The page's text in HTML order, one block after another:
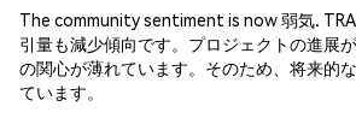
The community sentiment is now 弱気.
引量も減少傾向です。プロジェクトの進展
の関心が薄れています。そのため、将来的
ています。